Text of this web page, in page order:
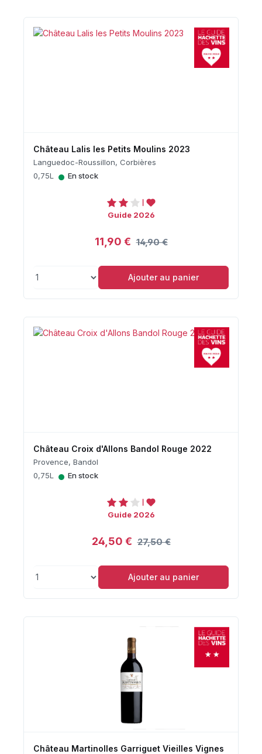
Château Lalis les Petits Moulins 2023
Languedoc-Roussillon, Corbières
0,75L
• En stock
Guide 2026
11,90 € 14,90 €
Ajouter au panier
Château Croix d'Allons Bandol Rouge 2022
Provence, Bandol
0,75L
• En stock
Guide 2026
24,50 € 27,50 €
Ajouter au panier
Château Martinolles Garriguet Vieilles Vignes